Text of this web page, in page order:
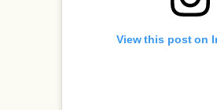
View this post on